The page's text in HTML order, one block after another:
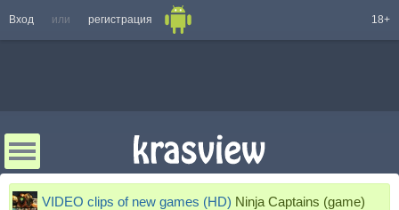
Вход или регистрация 18+
VIDEO clips of new games (HD) Ninja Captains (game)